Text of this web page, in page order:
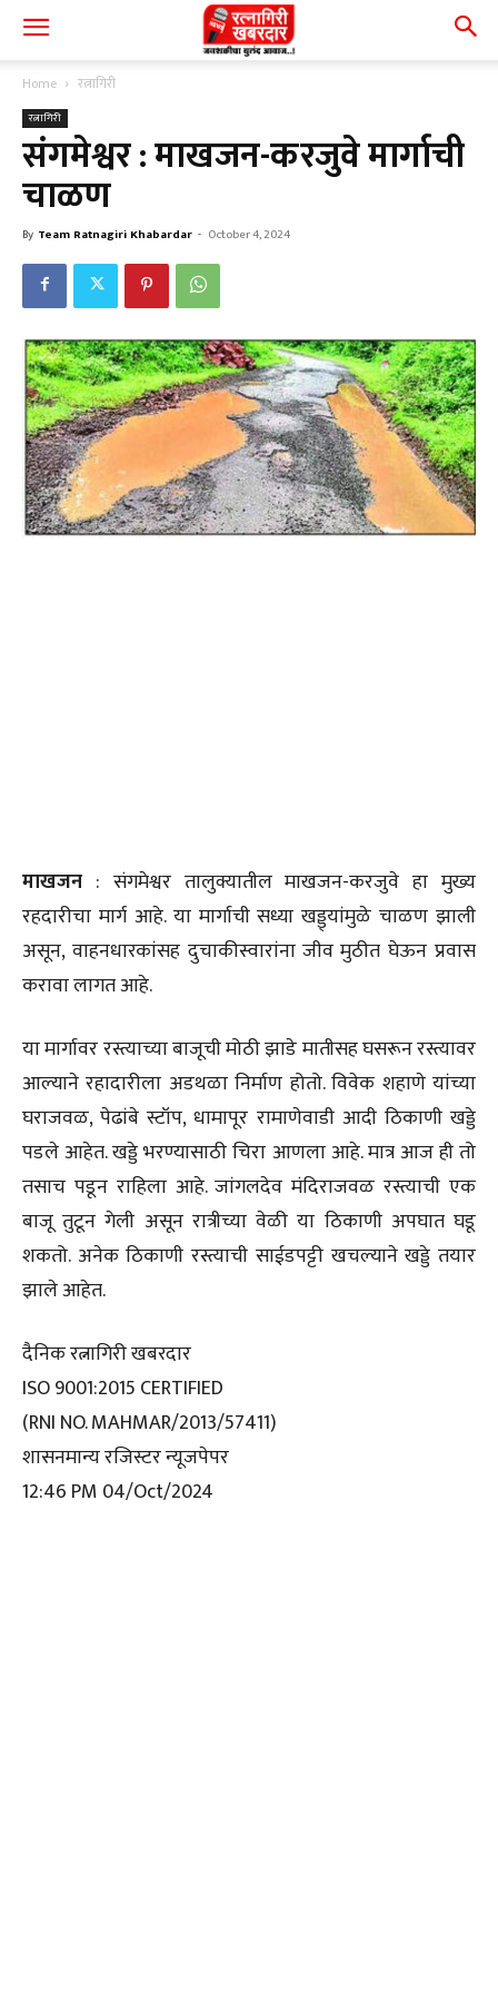
Home रत्नागिरी
रत्नागिरी
संगमेश्वर : माखजन-करजुवे मार्गाची
चाळण
By Team Ratnagiri Khabardar - October 4, 2024
माखजन : संगमेश्वर तालुक्यातील माखजन-करजुवे हा मुख्य
रहदारीचा मार्ग आहे. या मार्गाची सध्या खड्ड्यांमुळे चाळण झाली
असून, वाहनधारकांसह दुचाकीस्वारांना जीव मुठीत घेऊन प्रवास
करावा लागत आहे.
या मार्गावर रस्त्याच्या बाजूची मोठी झाडे मातीसह घसरून रस्त्यावर
आल्याने रहादारीला अडथळा निर्माण होतो. विवेक शहाणे यांच्या
घराजवळ, पेढांबे स्टॉप, धामापूर रामाणेवाडी आदी ठिकाणी खड्डे
पडले आहेत. खड्डे भरण्यासाठी चिरा आणला आहे. मात्र आज ही तो
तसाच पडून राहिला आहे. जांगलदेव मंदिराजवळ रस्त्याची एक
बाजू तुटून गेली असून रात्रीच्या वेळी या ठिकाणी अपघात घडू
शकतो. अनेक ठिकाणी रस्त्याची साईडपट्टी खचल्याने खड्डे तयार
झाले आहेत.
दैनिक रत्नागिरी खबरदार
ISO 9001:2015 CERTIFIED
(RNI NO. MAHMAR/2013/57411)
शासनमान्य रजिस्टर न्यूजपेपर
12:46 PM 04/Oct/2024